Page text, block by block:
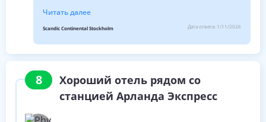
Читать далее
Scandic Continental Stockholm Дата ответа: 1/11/2026
8
Хороший отель рядом со
станцией Арланда Экспресс